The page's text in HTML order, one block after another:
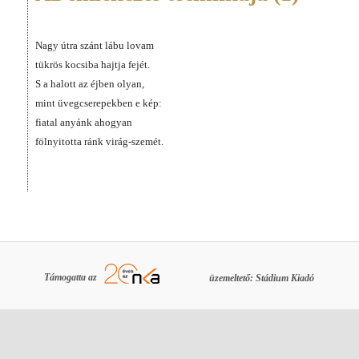
Nagy útra szánt lábu lovam
tükrös kocsiba hajtja fejét.
S a halott az éjben olyan,
mint üvegcserepekben e kép:
fiatal anyánk ahogyan
fölnyitotta ránk virág-szemét.
Támogatta az üzemeltető: Stádium Kiadó